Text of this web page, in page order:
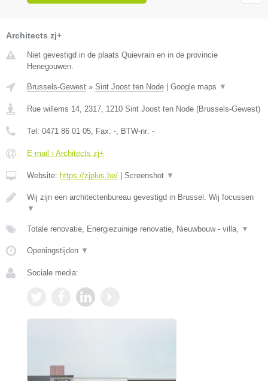
Architects zj+
Niet gevestigd in de plaats Quievrain en in de provincie
Henegouwen.
Brussels-Gewest » Sint Joost ten Node Google maps ▼
Rue willems 14, 2317 1210 Sint Joost ten Node (Brussels-Gewest)
Tel: 0471 86 01 05 , Fax: - , BTW-nr: -
E-mail › Architects zj+
Website: https://zjplus.be/ Screenshot ▼
Wij zijn een architectenbureau gevestigd in Brussel. Wij focussen
▼
Totale renovatie, Energiezuinige renovatie, Nieuwbouw - villa, ▼
Openingstijden ▼
Sociale media: